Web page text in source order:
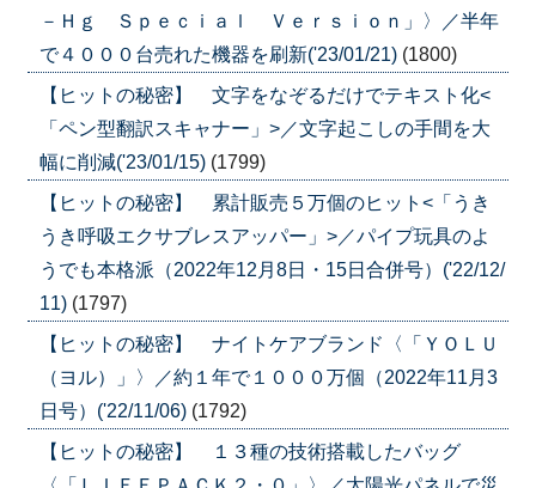
－Ｈｇ Ｓｐｅｃｉａｌ Ｖｅｒｓｉｏｎ」〉／半年
で４０００台売れた機器を刷新('23/01/21) (1800)
【ヒットの秘密】 文字をなぞるだけでテキスト化<
「ペン型翻訳スキャナー」>／文字起こしの手間を大
幅に削減('23/01/15) (1799)
【ヒットの秘密】 累計販売５万個のヒット<「うき
うき呼吸エクサブレスアッパー」>／パイプ玩具のよ
うでも本格派（2022年12月8日・15日合併号）('22/12/
11) (1797)
【ヒットの秘密】 ナイトケアブランド〈「ＹＯＬＵ
（ヨル）」〉／約１年で１０００万個（2022年11月3
日号）('22/11/06) (1792)
【ヒットの秘密】 １３種の技術搭載したバッグ